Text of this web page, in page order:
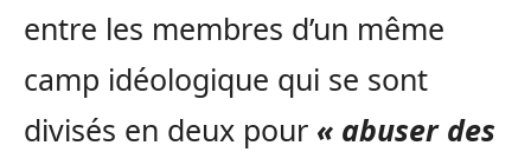
entre les membres d’un même
camp idéologique qui se sont
divisés en deux pour « abuser des